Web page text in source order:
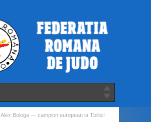
Alex Bologa — campion european la Tbilisi!